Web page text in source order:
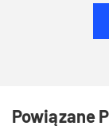
Powiązane